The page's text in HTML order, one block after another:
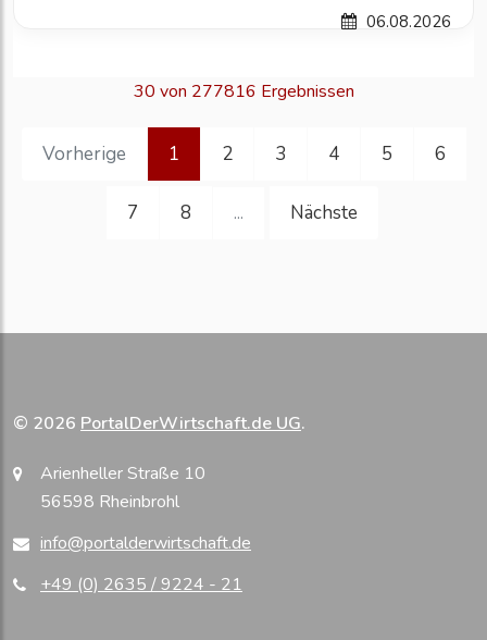
06.08.2026
30 von 277816 Ergebnissen
Vorherige 1 2 3 4 5 6
7 8 ... Nächste
© 2026 PortalDerWirtschaft.de UG.
Arienheller Straße 10
56598 Rheinbrohl
info@portalderwirtschaft.de
+49 (0) 2635 / 9224 - 21